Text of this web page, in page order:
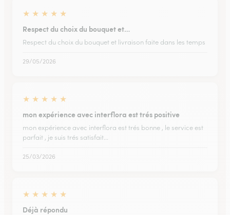
★ ★ ★ ★ ★
Respect du choix du bouquet et…
Respect du choix du bouquet et livraison faite dans les temps
29/05/2026
★ ★ ★ ★ ★
mon expérience avec interflora est trés positive
mon expérience avec interflora est trés bonne , le service est
parfait , je suis trés satisfait...
25/03/2026
★ ★ ★ ★ ★
Déjà répondu